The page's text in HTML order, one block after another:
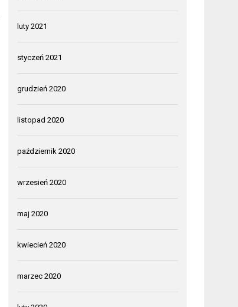
luty 2021
styczeń 2021
grudzień 2020
listopad 2020
październik 2020
wrzesień 2020
maj 2020
kwiecień 2020
marzec 2020